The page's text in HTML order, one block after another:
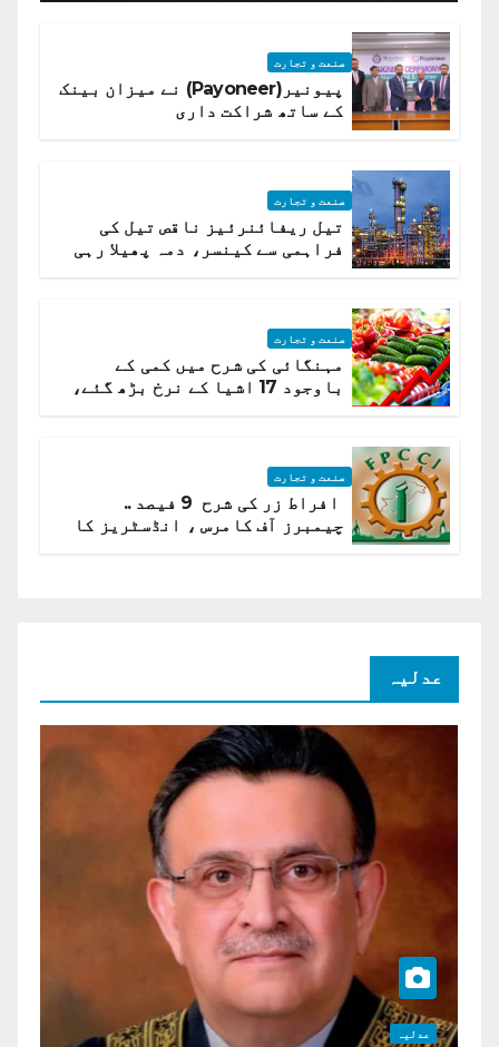
صنعت و تجارت
پیونیر(Payoneer) نے میزان بینک
کے ساتھ شراکت داری
صنعت و تجارت
تیل ریفائنرئیز ناقص تیل کی
فراہمی سے کینسر، دمہ پھیلا رہی
صنعت و تجارت
مہنگائی کی شرح میں کمی کے
باوجود 17 اشیا کے نرخ بڑھ گئے،
صنعت و تجارت
افراط زر کی شرح 9 فیصد ..
چیمبرز آف کامرس ، انڈسٹریز کا
عدلیہ
عدلیہ